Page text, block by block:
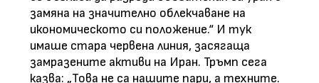
замяна на значително облекчаване на
икономическото си положение.“ И тук
имаше стара червена линия, засягаща
замразените активи на Иран. Тръмп сега
казва: „Това не са нашите пари, а техните.